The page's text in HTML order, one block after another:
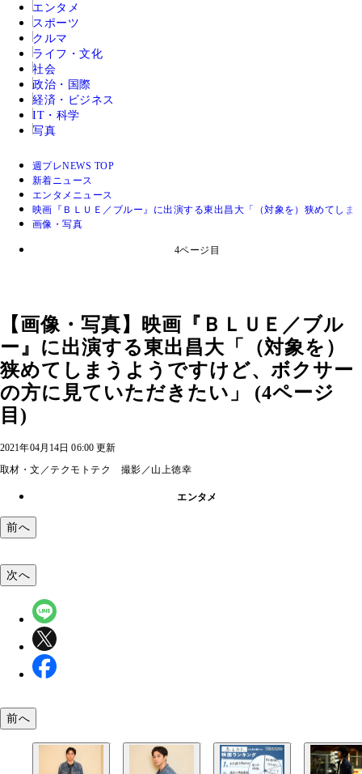
エンタメ
スポーツ
クルマ
ライフ・文化
社会
政治・国際
経済・ビジネス
IT・科学
写真
週プレNEWS TOP
新着ニュース
エンタメニュース
映画『ＢＬＵＥ／ブルー』に出演する東出昌大「（対象を）狭めてし
画像・写真
4ページ目
【画像・写真】映画『ＢＬＵＥ／ブル
ー』に出演する東出昌大「（対象を）
狭めてしまうようですけど、ボクサー
の方に見ていただきたい」 (4ページ
目)
2021年04月14日 06:00 更新
取材・文／テクモトテク 撮影／山上徳幸
エンタメ
前へ
次へ
前へ